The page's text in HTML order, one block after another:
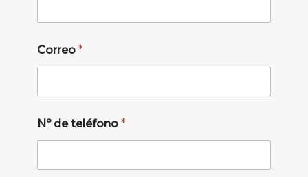
Correo *
Nº de teléfono *